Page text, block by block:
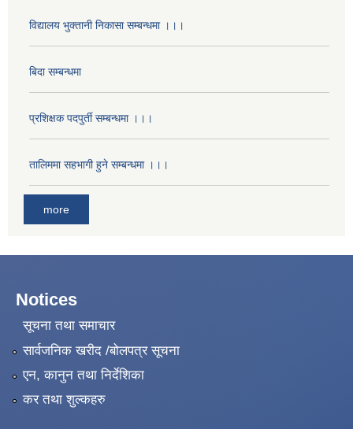
विद्यालय भुक्तानी निकासा सम्बन्धमा ।।।
बिदा सम्बन्धमा
प्रशिक्षक पदपुर्ती सम्बन्धमा ।।।
तालिममा सहभागी हुने सम्बन्धमा ।।।
more
Notices
सूचना तथा समाचार
सार्वजनिक खरीद /बोलपत्र सूचना
एन, कानुन तथा निर्देशिका
कर तथा शुल्कहरु